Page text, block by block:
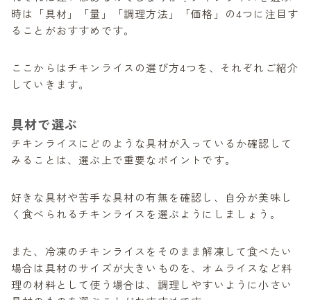
イス
13 ファミマル バターとトマトの風味のチキ
ンライス
15 CO・OP チキンライス250g×2
冷凍のチキンライスおすすめ15選のまとめ
時は「具材」「量」「調理方法」「価格」の4つに注目す
ることがおすすめです。
ここからはチキンライスの選び方4つを、それぞれご紹介
していきます。
具材で選ぶ
チキンライスにどのような具材が入っているか確認して
みることは、選ぶ上で重要なポイントです。
好きな具材や苦手な具材の有無を確認し、自分が美味し
く食べられるチキンライスを選ぶようにしましょう。
また、冷凍のチキンライスをそのまま解凍して食べたい
場合は具材のサイズが大きいものを、オムライスなど料
理の材料として使う場合は、調理しやすいように小さい